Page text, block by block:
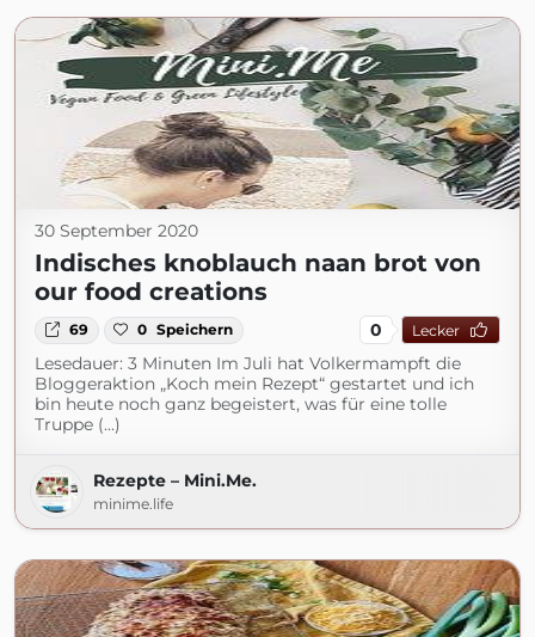
30 September 2020
Indisches knoblauch naan brot von
our food creations
69 0 Speichern 0 Lecker
Lesedauer: 3 Minuten Im Juli hat Volkermampft die
Bloggeraktion „Koch mein Rezept“ gestartet und ich
bin heute noch ganz begeistert, was für eine tolle
Truppe (...)
Rezepte – Mini.Me.
minime.life